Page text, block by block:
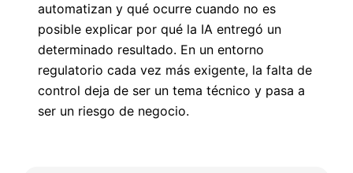
automatizan y qué ocurre cuando no es
posible explicar por qué la IA entregó un
determinado resultado. En un entorno
regulatorio cada vez más exigente, la falta de
control deja de ser un tema técnico y pasa a
ser un riesgo de negocio.